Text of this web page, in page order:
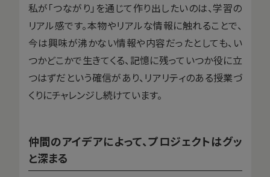
私が「つながり」を通じて作り出したいのは、学習の
リアル感です。本物やリアルな情報に触れることで、
今は興味が沸かない情報や内容だったとしても、い
つかどこかで生きてくる、記憶に残っていつか役に立
つはずだという確信があり、リアリティのある授業づ
くりにチャレンジし続けています。
仲間のアイデアによって、プロジェクトはグッ
と深まる